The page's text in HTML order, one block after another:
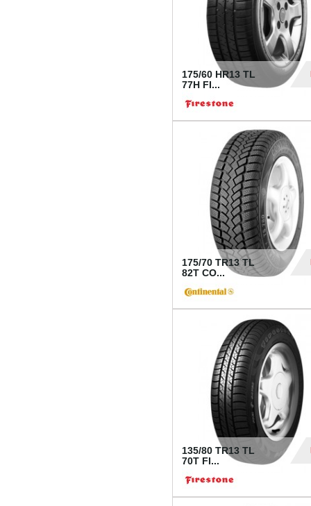
175/60 HR13 TL
77H FI...
175/70 TR13 TL
82T CO...
135/80 TR13 TL
70T FI...